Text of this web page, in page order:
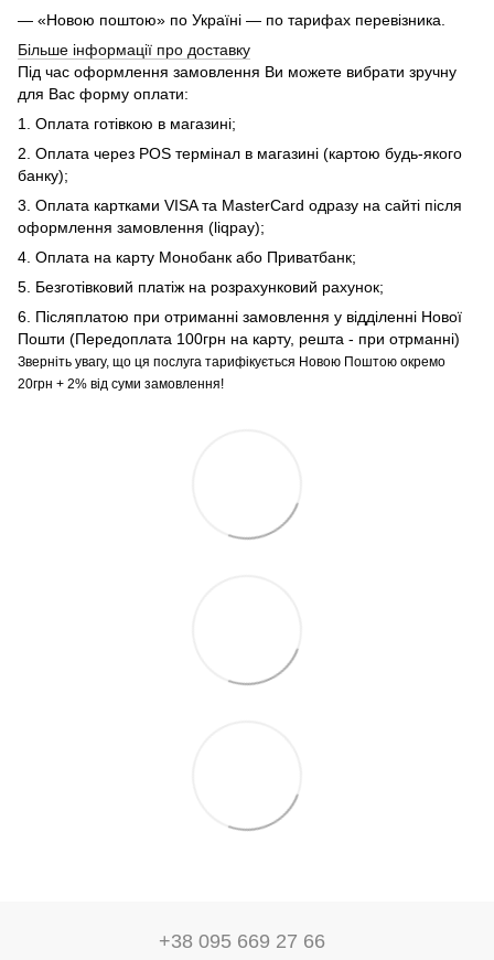
— «Новою поштою» по Україні — по тарифах перевізника.
Більше інформації про доставку
Під час оформлення замовлення Ви можете вибрати зручну
для Вас форму оплати:
1. Оплата готівкою в магазині;
2. Оплата через POS термінал в магазині (картою будь-якого
банку);
3. Оплата картками VISA та MasterCard одразу на сайті після
оформлення замовлення (liqpay);
4. Оплата на карту Монобанк або Приватбанк;
5. Безготівковий платіж на розрахунковий рахунок;
6. Післяплатою при отриманні замовлення у відділенні Нової
Пошти (Передоплата 100грн на карту, решта - при отрманні)
Зверніть увагу, що ця послуга тарифікується Новою Поштою окремо
20грн + 2% від суми замовлення!
+38 095 669 27 66